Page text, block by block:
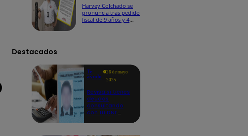
Harvey Colchado se
pronuncia tras pedido
fiscal de 9 años y 4
Destacados
Te
ayudo
26 de mayo
2025
Revisa si tienes
deudas
consultando
con tu DNI:
detalles